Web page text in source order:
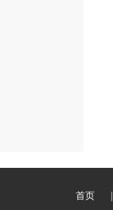
首页